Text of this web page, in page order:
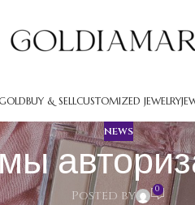
BUY & SELLCUSTOMIZED JEWELRY
NEWS
Posted by 0